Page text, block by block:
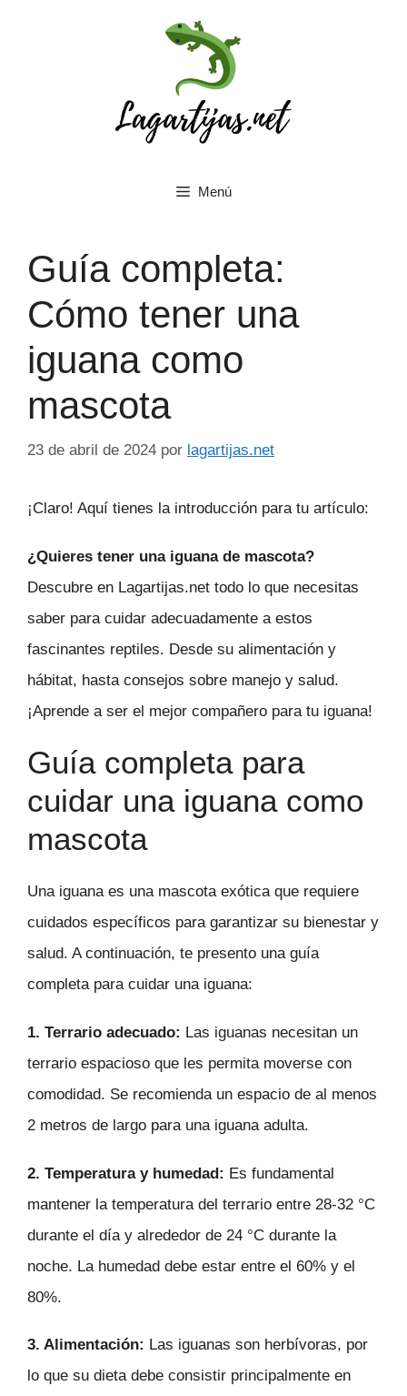
Menú
Guía completa:
Cómo tener una
iguana como
mascota
23 de abril de 2024 por lagartijas.net
¡Claro! Aquí tienes la introducción para tu artículo:
¿Quieres tener una iguana de mascota?
Descubre en Lagartijas.net todo lo que necesitas
saber para cuidar adecuadamente a estos
fascinantes reptiles. Desde su alimentación y
hábitat, hasta consejos sobre manejo y salud.
¡Aprende a ser el mejor compañero para tu iguana!
Guía completa para
cuidar una iguana como
mascota
Una iguana es una mascota exótica que requiere
cuidados específicos para garantizar su bienestar y
salud. A continuación, te presento una guía
completa para cuidar una iguana:
1. Terrario adecuado: Las iguanas necesitan un
terrario espacioso que les permita moverse con
comodidad. Se recomienda un espacio de al menos
2 metros de largo para una iguana adulta.
2. Temperatura y humedad: Es fundamental
mantener la temperatura del terrario entre 28-32 °C
durante el día y alrededor de 24 °C durante la
noche. La humedad debe estar entre el 60% y el
80%.
3. Alimentación: Las iguanas son herbívoras, por
lo que su dieta debe consistir principalmente en